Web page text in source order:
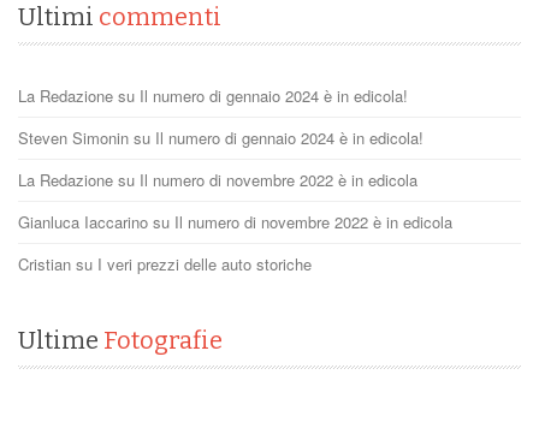
Ultimi commenti
La Redazione su Il numero di gennaio 2024 è in edicola!
Steven Simonin su Il numero di gennaio 2024 è in edicola!
La Redazione su Il numero di novembre 2022 è in edicola
Gianluca Iaccarino su Il numero di novembre 2022 è in edicola
Cristian su I veri prezzi delle auto storiche
Ultime Fotografie